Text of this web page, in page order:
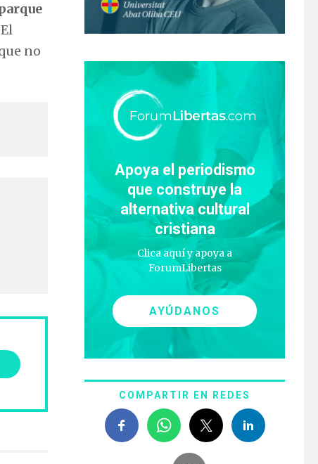
no
Apoya el periodismo
que construye la
alternativa cultural
cristiana
Clica aquí y apoya a
ForumLibertas
AYÚDANOS
COMPARTIR EN REDES